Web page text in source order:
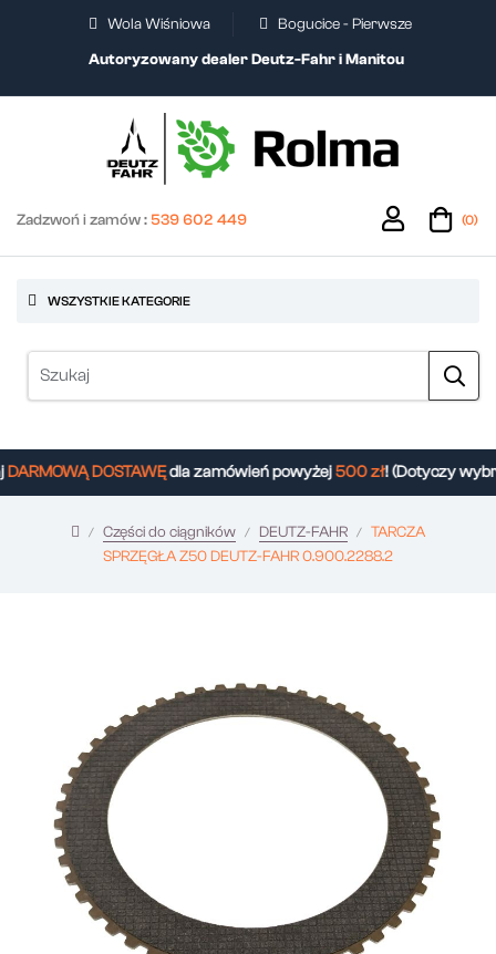
Wola Wiśniowa
Bogucice - Pierwsze
Autoryzowany dealer Deutz-Fahr i Manitou
Zadzwoń i zamów :539 602 449 (0)
WSZYSTKIE KATEGORIE
DOSTAWĘdla zamówień powyżej500 zł! (Dotyczy
Części do ciągników DEUTZ-FAHR
TARCZA
SPRZĘGŁA Z50 DEUTZ-FAHR 0.900.2288.2